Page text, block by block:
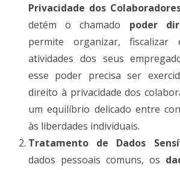
Privacidade dos
detém o chamado poder
permite organizar,
atividades dos seus
esse poder precisa ser
direito à privacidade dos
um equilíbrio delicado entre
às liberdades individuais​.
Tratamento de Dados
dados pessoais comuns, os